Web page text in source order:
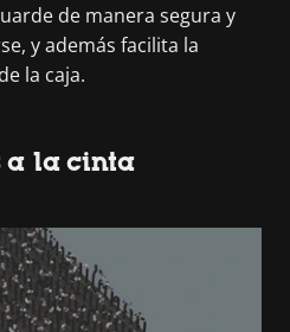
de manera segura y
y además facilita la
la caja.
a la cinta